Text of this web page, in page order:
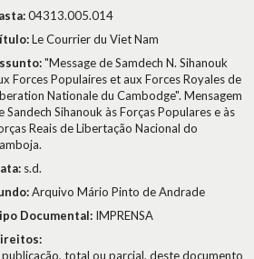
04313.005.014
Le Courrier du Viet Nam
"Message de Samdech N. Sihanouk
Forces Populaires et aux Forces Royales de
Nationale du Cambodge". Mensagem
Sandech Sihanouk às Forças Populares e às
Reais de Libertação Nacional do
s.d.
Arquivo Mário Pinto de Andrade
Documental: IMPRENSA
total ou parcial, deste documento